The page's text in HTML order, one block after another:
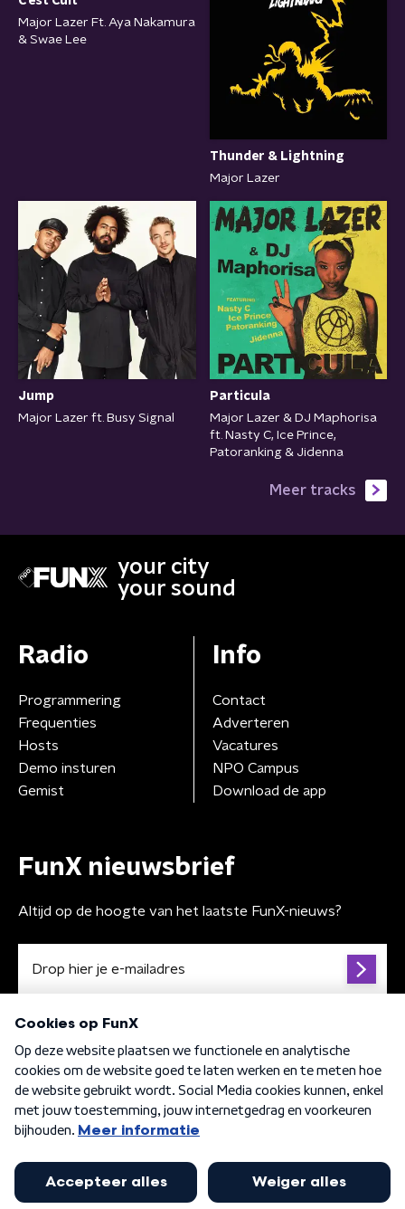
Major Lazer Ft. Aya Nakamura
& Swae Lee
Thunder & Lightning
Major Lazer
Jump
Major Lazer ft. Busy Signal
Particula
Major Lazer & DJ Maphorisa
ft. Nasty C, Ice Prince,
Patoranking & Jidenna
Meer tracks
your city
your sound
Radio
Programmering
Frequenties
Hosts
Demo insturen
Gemist
Info
Contact
Adverteren
Vacatures
NPO Campus
Download de app
FunX nieuwsbrief
Altijd op de hoogte van het laatste FunX-nieuws?
Algemene voorwaarden Privacybeleid